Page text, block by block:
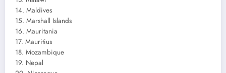
14. Maldives
15. Marshall Islands
16. Mauritania
17. Mauritius
18. Mozambique
19. Nepal